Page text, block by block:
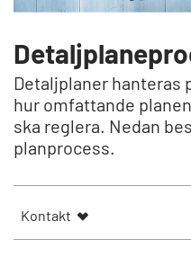
Detaljplaner hanteras
hur omfattande
ska reglera. Nedan
planprocess.
Kontakt